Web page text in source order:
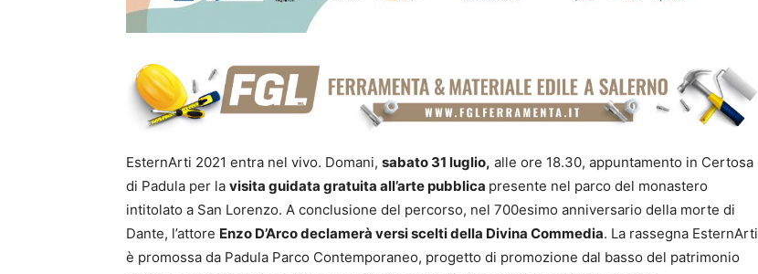
EsternArti 2021 entra nel vivo. Domani, sabato 31 luglio, alle ore 18.30, appuntamento in Certosa
di Padula per la visita guidata gratuita all’arte pubblica presente nel parco del monastero
intitolato a San Lorenzo. A conclusione del percorso, nel 700esimo anniversario della morte di
Dante, l’attore Enzo D’Arco declamerà versi scelti della Divina Commedia. La rassegna EsternArti
è promossa da Padula Parco Contemporaneo, progetto di promozione dal basso del patrimonio